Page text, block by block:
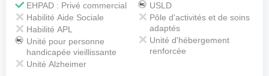
Votre message
EHPAD : Privé commercial
Habilité Aide Sociale
Habilité APL
Unité pour personne
handicapée vieillissante
Unité Alzheimer
USLD
Pôle d'activités et de soins
adaptés
Unité d'hébergement
renforcée